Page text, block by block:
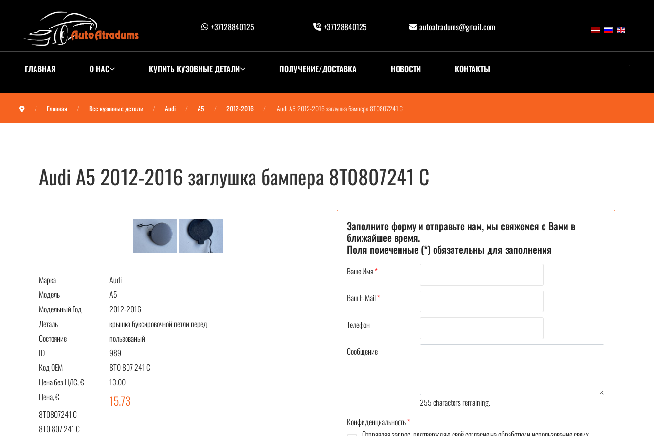
+37128840125 +37128840125 autoatradums@gmail.com
ГЛАВНАЯ О НАС КУПИТЬ КУЗОВНЫЕ ДЕТАЛИ ПОЛУЧЕНИЕ/ДОСТАВКА НОВОСТИ КОНТАКТЫ
Главная Все кузовные детали Audi A5 2012-2016 Audi A5 2012-2016 заглушка бампера 8T0807241 C
Audi A5 2012-2016 заглушка бампера 8T0807241 C
Марка
Audi
Модель
A5
Модельный Год
2012-2016
Деталь
крышка буксировочной петли перед
Состояние
пользованый
ID
989
Код OEM
8T0 807 241 C
Цена без НДС, €
13.00
Цена, €
15.73
8T0807241 C
8T0 807 241 C
Заполните форму и отправьте нам, мы свяжемся с Вами в
ближайшее время.
Поля помеченные (*) обязательны для заполнения
Ваше Имя*
Ваш E-Mail*
Телефон
Сообщение
255characters remaining.
Конфиденциальность*